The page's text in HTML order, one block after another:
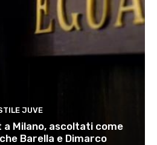
JUVE
Milano, ascoltati come
Barella e Dimarco